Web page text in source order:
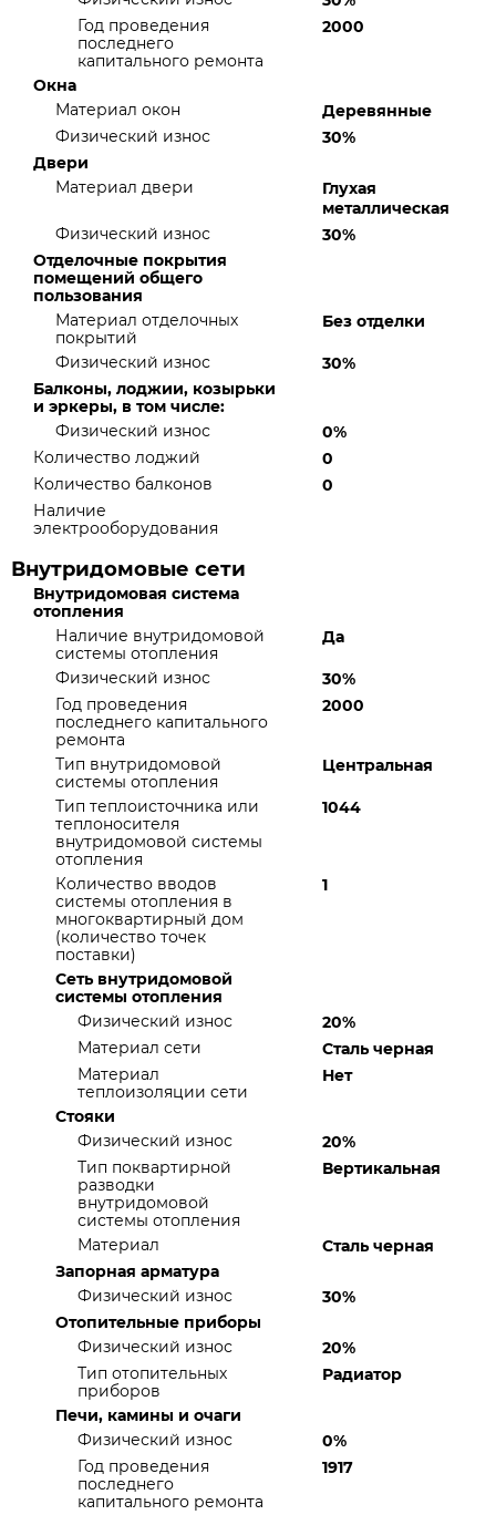
Год проведения
последнего
капитального ремонта
2000
Окна
Материал окон
Деревянные
Физический износ
30%
Двери
Материал двери
Глухая
металлическая
Физический износ
30%
Отделочные покрытия
помещений общего
пользования
Материал отделочных
покрытий
Без отделки
Физический износ
30%
Балконы, лоджии, козырьки
и эркеры, в том числе:
Физический износ
0%
Количество лоджий
0
Количество балконов
0
Наличие
электрооборудования
Внутридомовые сети
Внутридомовая система
отопления
Наличие внутридомовой
системы отопления
Да
Физический износ
30%
Год проведения
последнего капитального
ремонта
2000
Тип внутридомовой
системы отопления
Центральная
Тип теплоисточника или
теплоносителя
внутридомовой системы
отопления
1044
Количество вводов
системы отопления в
многоквартирный дом
(количество точек
поставки)
1
Сеть внутридомовой
системы отопления
Физический износ
20%
Материал сети
Сталь черная
Материал
теплоизоляции сети
Нет
Стояки
Физический износ
20%
Тип поквартирной
разводки
внутридомовой
системы отопления
Вертикальная
Материал
Сталь черная
Запорная арматура
Физический износ
30%
Отопительные приборы
Физический износ
20%
Тип отопительных
приборов
Радиатор
Печи, камины и очаги
Физический износ
0%
Год проведения
последнего
капитального ремонта
1917